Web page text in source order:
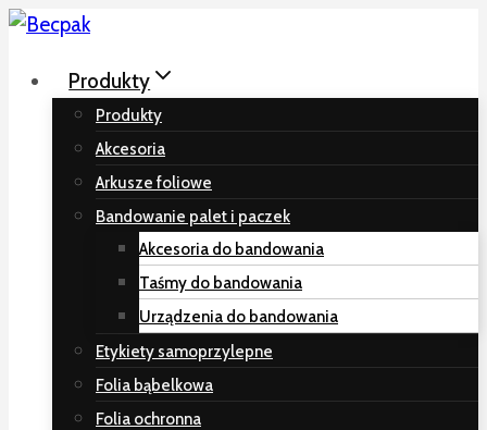
Przeskocz
treści
Produkty
Produkty
Akcesoria
Arkusze foliowe
Bandowanie palet i paczek
Akcesoria do bandowania
Taśmy do bandowania
Urządzenia do bandowania
Etykiety samoprzylepne
Folia bąbelkowa
Folia ochronna